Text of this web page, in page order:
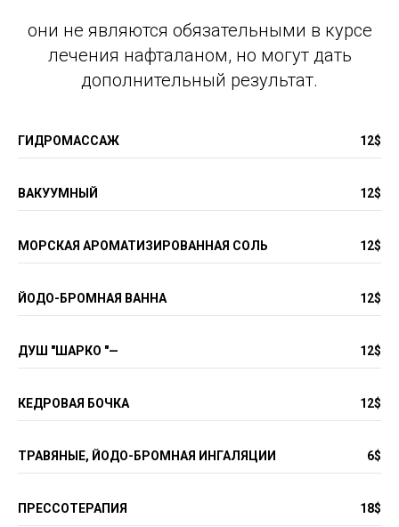
они не являются обязательными в курсе
лечения нафталаном, но могут дать
дополнительный результат.
ГИДРОМАССАЖ 12$
ВАКУУМНЫЙ 12$
МОРСКАЯ АРОМАТИЗИРОВАННАЯ СОЛЬ 12$
ЙОДО-БРОМНАЯ ВАННА 12$
ДУШ "ШАРКО "— 12$
КЕДРОВАЯ БОЧКА 12$
ТРАВЯНЫЕ, ЙОДО-БРОМНАЯ ИНГАЛЯЦИИ 6$
ПРЕССОТЕРАПИЯ 18$